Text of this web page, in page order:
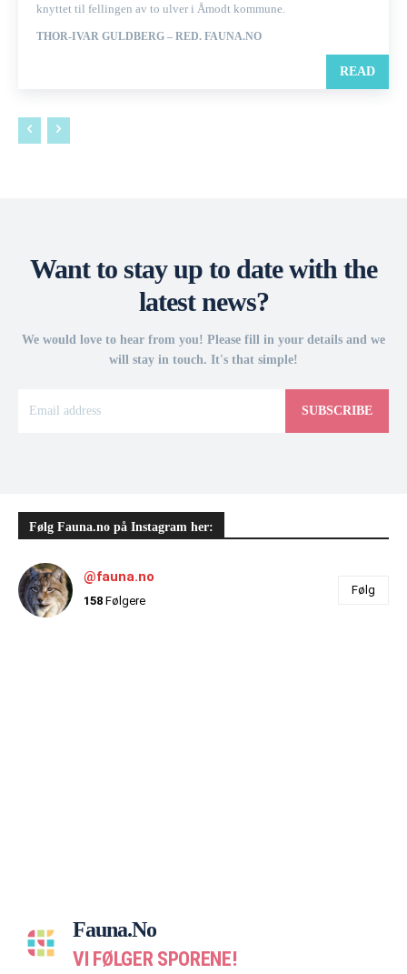
knyttet til fellingen av to ulver i Åmodt kommune.
THOR-IVAR GULDBERG – RED. FAUNA.NO
READ
Want to stay up to date with the
latest news?
We would love to hear from you! Please fill in your details and we
will stay in touch. It's that simple!
SUBSCRIBE
Følg Fauna.no på Instagram her:
@fauna.no
158 Følgere
Følg
Fauna.no
VI FØLGER SPORENE!